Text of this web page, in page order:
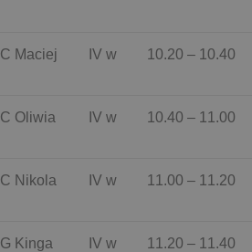
C Maciej IV w 10.20 – 10.40
C Oliwia IV w 10.40 – 11.00
C Nikola IV w 11.00 – 11.20
G Kinga IV w 11.20 – 11.40